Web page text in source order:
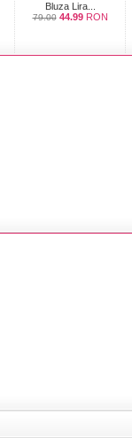
Bluza Lira...
79.00 44.99 RON